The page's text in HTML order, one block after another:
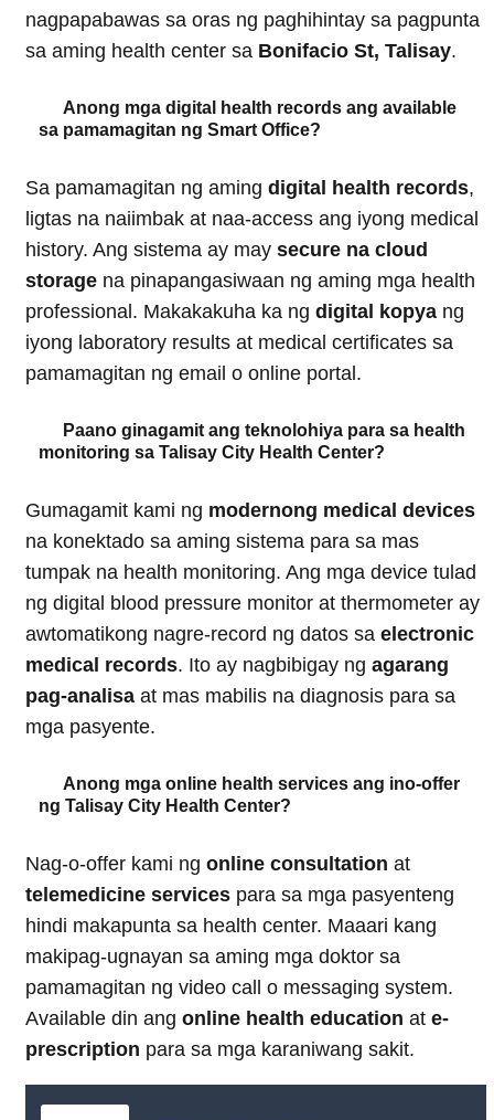
nagpapabawas sa oras ng paghihintay sa pagpunta
sa aming health center sa Bonifacio St, Talisay.
Anong mga digital health records ang available
sa pamamagitan ng Smart Office?
Sa pamamagitan ng aming digital health records,
ligtas na naiimbak at naa-access ang iyong medical
history. Ang sistema ay may secure na cloud
storage na pinapangasiwaan ng aming mga health
professional. Makakakuha ka ng digital kopya ng
iyong laboratory results at medical certificates sa
pamamagitan ng email o online portal.
Paano ginagamit ang teknolohiya para sa health
monitoring sa Talisay City Health Center?
Gumagamit kami ng modernong medical devices
na konektado sa aming sistema para sa mas
tumpak na health monitoring. Ang mga device tulad
ng digital blood pressure monitor at thermometer ay
awtomatikong nagre-record ng datos sa electronic
medical records. Ito ay nagbibigay ng agarang
pag-analisa at mas mabilis na diagnosis para sa
mga pasyente.
Anong mga online health services ang ino-offer
ng Talisay City Health Center?
Nag-o-offer kami ng online consultation at
telemedicine services para sa mga pasyenteng
hindi makapunta sa health center. Maaari kang
makipag-ugnayan sa aming mga doktor sa
pamamagitan ng video call o messaging system.
Available din ang online health education at e-
prescription para sa mga karaniwang sakit.